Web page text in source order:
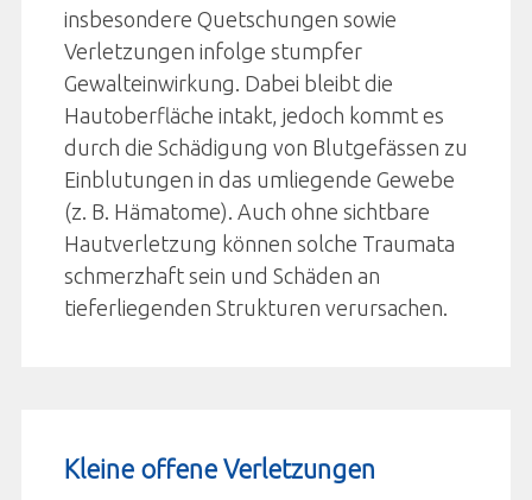
insbesondere Quetschungen sowie
Verletzungen infolge stumpfer
Gewalteinwirkung. Dabei bleibt die
Hautoberfläche intakt, jedoch kommt es
durch die Schädigung von Blutgefässen zu
Einblutungen in das umliegende Gewebe
(z. B. Hämatome). Auch ohne sichtbare
Hautverletzung können solche Traumata
schmerzhaft sein und Schäden an
tieferliegenden Strukturen verursachen.
Kleine offene Verletzungen